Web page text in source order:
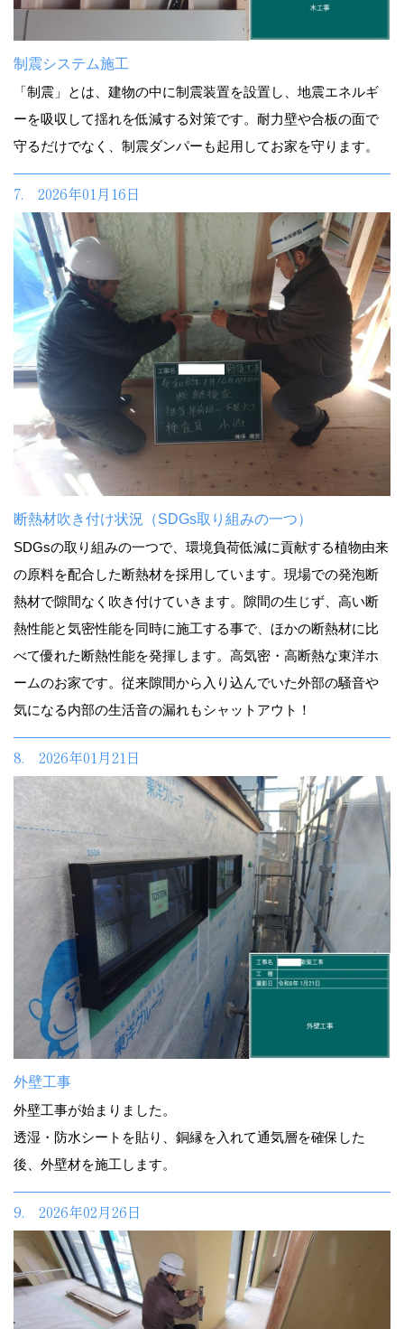
制震システム施工
「制震」とは、建物の中に制震装置を設置し、地震エネルギ
ーを吸収して揺れを低減する対策です。耐力壁や合板の面で
守るだけでなく、制震ダンパーも起用してお家を守ります。
7. 2026年01月16日
断熱材吹き付け状況（SDGs取り組みの一つ）
SDGsの取り組みの一つで、環境負荷低減に貢献する植物由来
の原料を配合した断熱材を採用しています。現場での発泡断
熱材で隙間なく吹き付けていきます。隙間の生じず、高い断
熱性能と気密性能を同時に施工する事で、ほかの断熱材に比
べて優れた断熱性能を発揮します。高気密・高断熱な東洋ホ
ームのお家です。従来隙間から入り込んでいた外部の騒音や
気になる内部の生活音の漏れもシャットアウト！
8. 2026年01月21日
外壁工事
外壁工事が始まりました。
透湿・防水シートを貼り、銅縁を入れて通気層を確保した
後、外壁材を施工します。
9. 2026年02月26日